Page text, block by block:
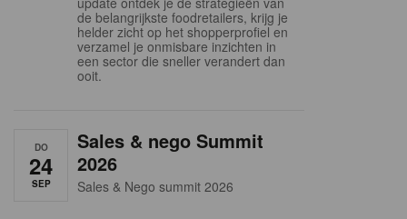
de belangrijkste foodretailers, krijg je
helder zicht op het shopperprofiel en
verzamel je onmisbare inzichten in
een sector die sneller verandert dan
ooit.
DO
24
SEP
Sales & nego Summit
2026
Sales & Nego summit 2026